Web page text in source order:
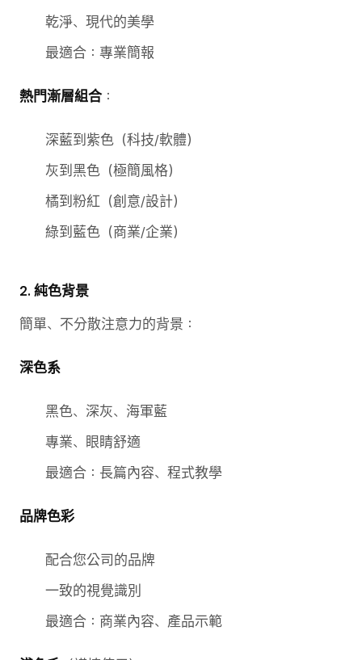
乾淨、現代的美學
最適合：專業簡報
熱門漸層組合 ：
深藍到紫色（科技/軟體）
灰到黑色（極簡風格）
橘到粉紅（創意/設計）
綠到藍色（商業/企業）
2. 純色背景
簡單、不分散注意力的背景：
深色系
黑色、深灰、海軍藍
專業、眼睛舒適
最適合：長篇內容、程式教學
品牌色彩
配合您公司的品牌
一致的視覺識別
最適合：商業內容、產品示範